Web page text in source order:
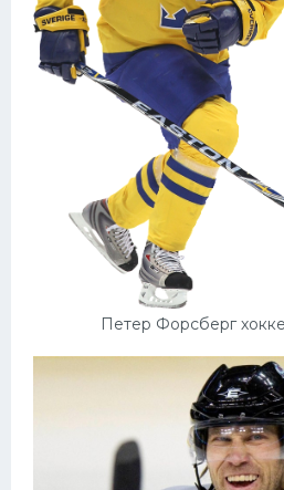
Петер Форсберг